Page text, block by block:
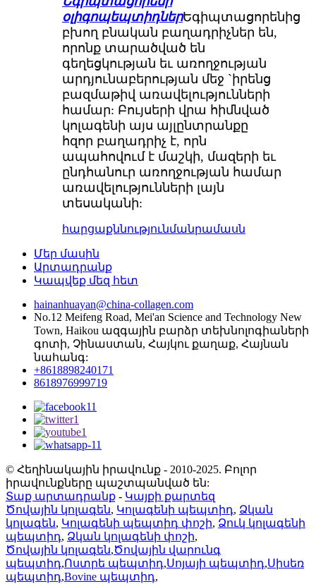
օլիգոպեպտիդներԵգիպտացորենից
բխող բնական բաղադրիչներ են,
որոնք տարածված են
գեղեցկության եւ առողջության
արդյունաբերության մեջ `իրենց
բազմաթիվ առավելությունների
համար: Բույսերի վրա հիմնված
կոլագենի այս այլընտրանքը
հզոր բաղադրիչ է, որն
ապահովում է մաշկի, մազերի եւ
ընդհանուր առողջության համար
առավելությունների լայն
տեսականի:
հարցաքննությունմանրամասն
Մեր մասին
Արտադրանք
Կապվեք մեզ հետ
hainanhuayan@china-collagen.com
No.12 Meifeng Road, Mei'an Science and Technology New
Town, Haikou ազգային բարձր տեխնոլոգիաների
գոտի, Չինաստան, Հայկու քաղաք, Հայնան
նահանգ:
+8618898240171
8618976999719
© Հեղինակային իրավունք - 2010-2025. Բոլոր
իրավունքները պաշտպանված են:
Տաք արտադրանք - Կայքի քարտեզ
Ծովային կոլագեն, Կոլագենի պեպտիդ, Ձկան
կոլագեն, Կոլագենի պեպտիդ փոշի, Ձուկ կոլագենի
պեպտիդ, Ձկան կոլագենի փոշի,
Ծովային կոլագեն,Ծովային վարունգ
պեպտիդ,Ոստրե պեպտիդ,Սոյայի պեպտիդ,Սիսեռ
պեպտիդ,Bovine պեպտիդ,